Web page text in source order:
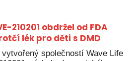
210201 obdržel od FDA
lék pro děti s DMD
společností Wave Life